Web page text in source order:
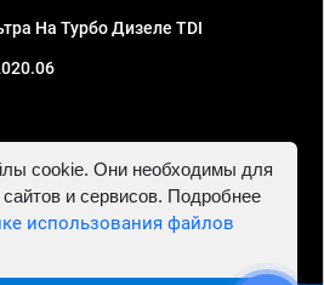
На Турбо Дизеле TDI
ИНН 781302555843,
cookie. Они необходимы для
и сервисов. Подробнее
использования файлов